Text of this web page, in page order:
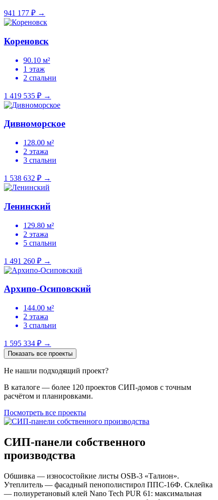
941 177 ₽ →
Кореновск
90.10 м²
1 этаж
2 спальни
1 419 535 ₽ →
Дивноморское
128.00 м²
2 этажа
3 спальни
1 538 632 ₽ →
Ленинский
129.80 м²
2 этажа
5 спальни
1 491 260 ₽ →
Архипо-Осиповский
144.00 м²
2 этажа
3 спальни
1 595 334 ₽ →
Показать все проекты
Не нашли подходящий проект?
В каталоге — более 120 проектов СИП-домов с точным
расчётом и планировками.
Посмотреть все проекты
СИП-панели собственного
производства
Обшивка — износостойкие листы OSB-3 «Талион».
Утеплитель — фасадный пенополистирол ППС-16Ф. Склейка
— полиуретановый клей Nano Tech PUR 61: максимальная